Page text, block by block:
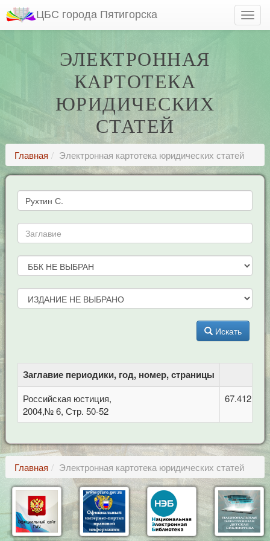
ЦБС города Пятигорска
ЭЛЕКТРОННАЯ
КАРТОТЕКА
ЮРИДИЧЕСКИХ
СТАТЕЙ
Главная Электронная картотека юридических статей
Искать
Заглавие периодики, год, номер, страницы
Российская юстиция,
2004,№ 6, Стр. 50-52
67.412.1
Главная Электронная картотека юридических статей